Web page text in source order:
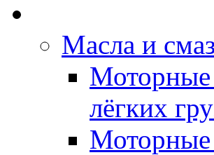
Масла и
Моторные
лёгких
Моторные